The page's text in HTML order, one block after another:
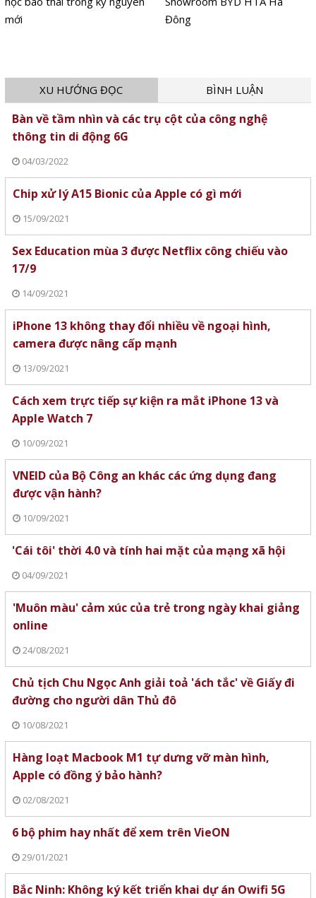
mới
Đông
XU HƯỚNG ĐỌC BÌNH LUẬN
Bàn về tầm nhìn và các trụ cột của công nghệ
thông tin di động 6G
04/03/2022
Chip xử lý A15 Bionic của Apple có gì mới
15/09/2021
Sex Education mùa 3 được Netflix công chiếu vào
17/9
14/09/2021
iPhone 13 không thay đổi nhiều về ngoại hình,
camera được nâng cấp mạnh
13/09/2021
Cách xem trực tiếp sự kiện ra mắt iPhone 13 và
Apple Watch 7
10/09/2021
VNEID của Bộ Công an khác các ứng dụng đang
được vận hành?
10/09/2021
'Cái tôi' thời 4.0 và tính hai mặt của mạng xã hội
04/09/2021
'Muôn màu' cảm xúc của trẻ trong ngày khai giảng
online
24/08/2021
Chủ tịch Chu Ngọc Anh giải toả 'ách tắc' về Giấy đi
đường cho người dân Thủ đô
10/08/2021
Hàng loạt Macbook M1 tự dưng vỡ màn hình,
Apple có đồng ý bảo hành?
02/08/2021
6 bộ phim hay nhất để xem trên VieON
29/01/2021
Bắc Ninh: Không ký kết triển khai dự án Owifi 5G